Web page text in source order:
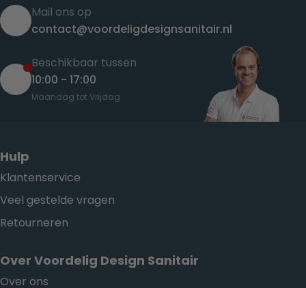
Mail ons op
contact@voordeligdesignsanitair.nl
Beschikbaar tussen
10:00 - 17:00
Maandag tot Vrijdag
Hulp
Klantenservice
Veel gestelde vragen
Retourneren
Over Voordelig Design Sanitair
Over ons